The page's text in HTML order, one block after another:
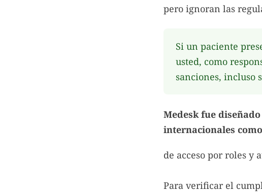
pero ignoran las
Si un paciente
usted, como
sanciones, incluso
Medesk fue
internacionales
de acceso por roles y
Para verificar el